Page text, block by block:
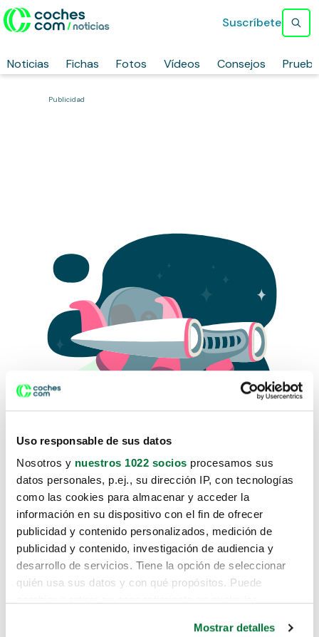
Uso responsable de sus datos
Nosotros y nuestros 1022 socios procesamos sus
datos personales, p.ej., su dirección IP, con tecnologías
como las cookies para almacenar y acceder la
información en su dispositivo con el fin de ofrecer
publicidad y contenido personalizados, medición de
publicidad y contenido, investigación de audiencia y
desarrollo de servicios. Tiene la opción de seleccionar
quién usa sus datos y con qué propósitos. Puede
Mostrar detalles
Noticias Fichas Fotos Vídeos Consejos
Suscríbete
Publicidad
Lo sentimos, no sabemos como
te hemos traido hasta aquí.
Pero puedes encontrar el coche que estás
buscando en alguno de estos enlaces: